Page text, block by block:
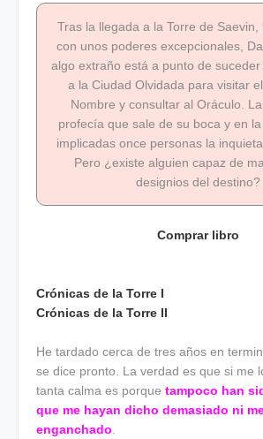
Tras la llegada a la Torre de Saevin,
con unos poderes excepcionales,
algo extraño está a punto de
a la Ciudad Olvidada para visitar
Nombre y consultar al Oráculo.
profecía que sale de su boca y en
implicadas once personas la
Pero ¿existe alguien capaz de
designios del destino?
Comprar libro
Crónicas de la Torre I
Crónicas de la Torre II
He tardado cerca de tres años en
se dice pronto. La verdad es que si me
tanta calma es porque tampoco han
que me hayan dicho demasiado ni
enganchado